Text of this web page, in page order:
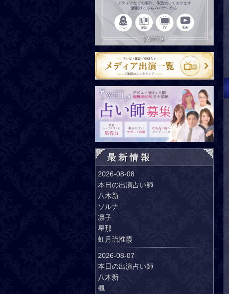
2026-08-08
本日の出演占い師
八木新
ソルナ
凛子
星那
虹月琉惟霞
2026-08-07
本日の出演占い師
八木新
楓